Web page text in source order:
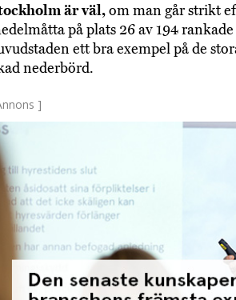
är väl,om man går strikt
på plats 26 av 194
ett bra exempel på de
nederbörd.
]